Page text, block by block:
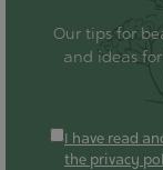
Our tips for
and ideas
I have read
the privacy